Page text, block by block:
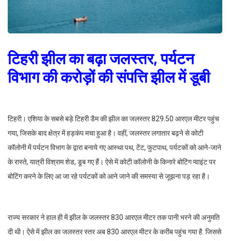
टिहरी झील का बढ़ा जलस्तर, पर्यटन
विभाग की करोड़ों की संपत्ति झील में डूबी
टिहरी। एशिया के सबसे बड़े टिहरी डैम की झील का जलस्तर 829.50 आरएल मीटर पहुंच
गया, जिसके बाद क्षेत्र में हड़कंप मचा हुआ है। वहीं, जलस्तर लगातार बढ़ने से कोटी
कॉलोनी में पर्यटन विभाग के द्वारा बनाये गए आस्था पथ, टेंट, फुटपाथ, पर्यटकों को आने-जाने
के रास्ते, यात्री विश्राम शेड, डूब गए हैं। ऐसे में कोटी कॉलोनी के किनारे बोटिंग प्वाइंट पर
बोटिंग करने के लिए आ जा रहे पर्यटकों को आने जाने की समस्या से जूझना पड़ रहा है।
राज्य सरकार ने हाल ही में झील के जलस्तर 830 आरएल मीटर तक पानी भरने की अनुमति
दी थी। ऐसे में झील का जलस्तर स्तर अब 830 आरएल मीटर के करीब पहुंच गया है. जिससे